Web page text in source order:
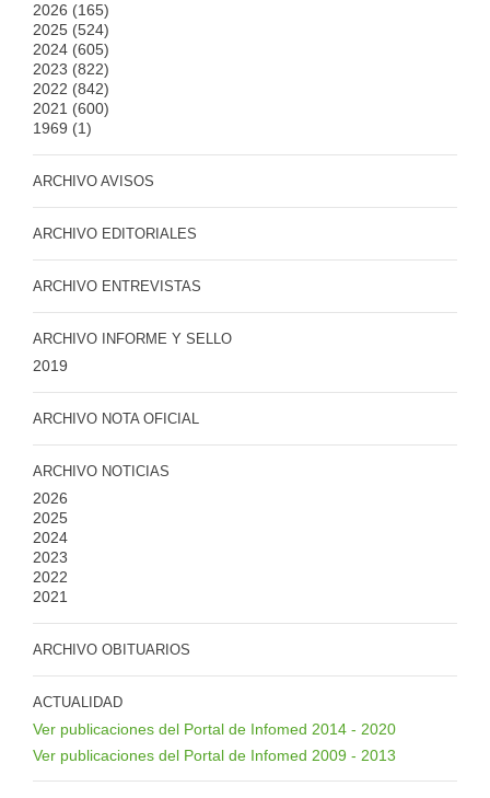
2026 (165)
2025 (524)
2024 (605)
2023 (822)
2022 (842)
2021 (600)
1969 (1)
ARCHIVO AVISOS
ARCHIVO EDITORIALES
ARCHIVO ENTREVISTAS
ARCHIVO INFORME Y SELLO
2019
ARCHIVO NOTA OFICIAL
ARCHIVO NOTICIAS
2026
2025
2024
2023
2022
2021
ARCHIVO OBITUARIOS
ACTUALIDAD
Ver publicaciones del Portal de Infomed 2014 - 2020
Ver publicaciones del Portal de Infomed 2009 - 2013